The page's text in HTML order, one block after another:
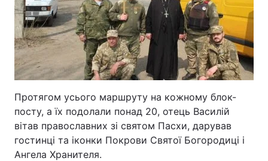
Протягом усього маршруту на кожному блок-
посту, а їх подолали понад 20, отець Василій
вітав православних зі святом Пасхи, дарував
гостинці та іконки Покрови Святої Богородиці і
Ангела Хранителя.